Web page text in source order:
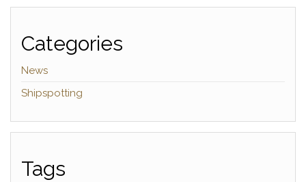
Categories
News
Shipspotting
Tags